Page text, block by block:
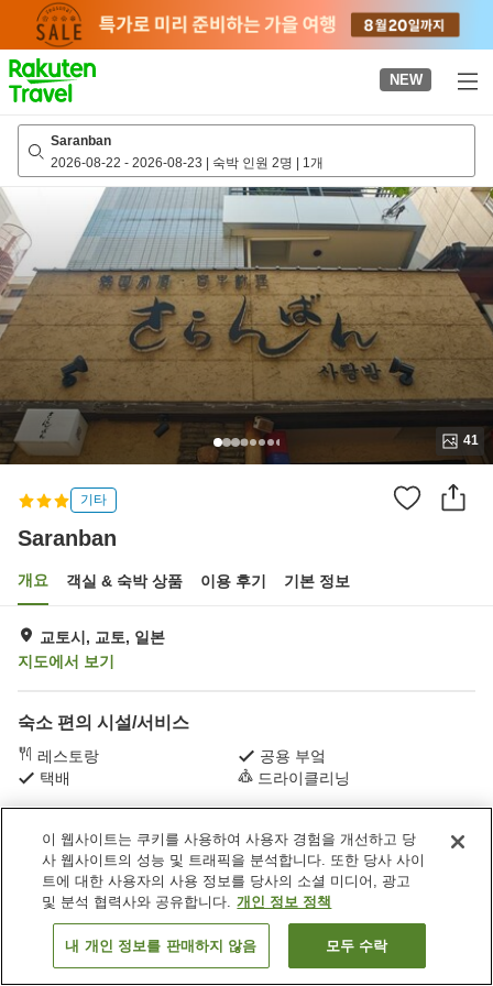
page
NEW
Saranban
2026-08-22 - 2026-08-23 | 숙박 인원 2명 | 1개
41
기타
Saranban
개요 객실 & 숙박 상품 이용 후기 기본 정보
교토시, 교토, 일본
지도에서 보기
숙소 편의 시설/서비스
레스토랑
공용 부엌
택배
드라이클리닝
일본 교토 교토시 Saranban
객실 보기
이 웹사이트는 쿠키를 사용하여 사용자 경험을 개선하고 당
사 웹사이트의 성능 및 트래픽을 분석합니다. 또한 당사 사이
트에 대한 사용자의 사용 정보를 당사의 소셜 미디어, 광고
및 분석 협력사와 공유합니다. 개인 정보 정책
내 개인 정보를 판매하지 않음 모두 수락